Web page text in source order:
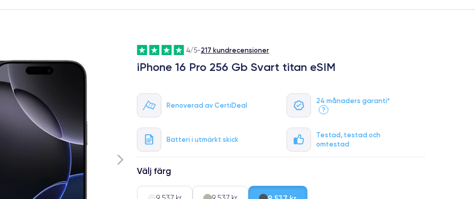
4/5-217 kundrecensioner
iPhone 16 Pro 256 Gb Svart titan eSIM
Renoverad av CertiDeal
24 månaders garanti*
?
Batteri i utmärkt skick
Testad, testad och
omtestad
Välj färg